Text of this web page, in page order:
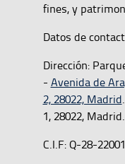
fines, y
Datos de
Dirección:
- Avenida de
2, 28022, Madrid
1, 28022, Madrid.
C.I.F: Q-28-